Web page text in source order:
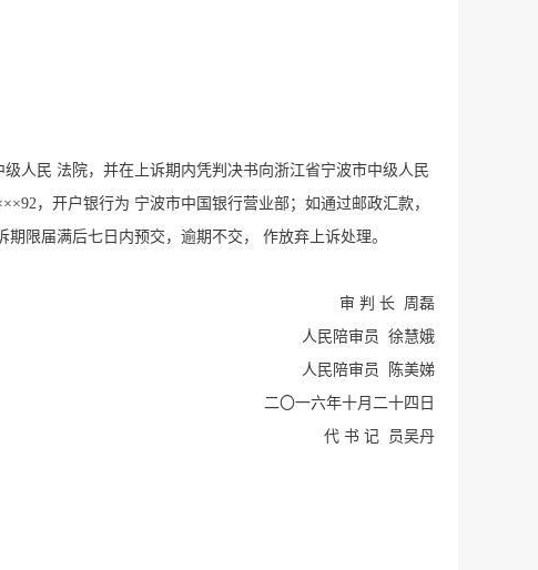
人民 法院，并在上诉期内凭判决书向浙江省宁波市中级人民
，开户银行为 宁波市中国银行营业部；如通过邮政汇款，
限届满后七日内预交，逾期不交， 作放弃上诉处理。
审 判 长 周磊
人民陪审员 徐慧娥
人民陪审员 陈美娣
二〇一六年十月二十四日
代 书 记 员吴丹